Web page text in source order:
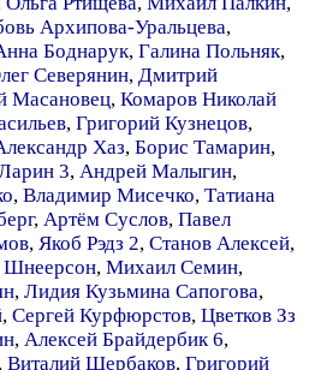
Архипова-Уральцева,
Боднарук, Галина Польняк,
Северянин, Дмитрий
Масановец, Комаров Николай
, Григорий Кузнецов,
Хаз, Борис Тамарин,
3, Андрей Малыгин,
, Владимир Мисечко, Татиана
, Артём Суслов, Павел
, Якоб Рэдз 2, Станов Алексей,
, Михаил Семин,
, Лидия Кузьмина Сапогова,
, Сергей Курфюрстов, Цветков Зз
, Алексей Брайдербик 6,
, Виталий Щербаков, Григорий